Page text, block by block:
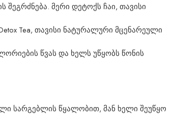
მერი დეტოქს ჩაი, თავისი
Tea, თავისი ნატურალური მცენარეული
წვას და ხელს უწყობს წონის
სარგებლის წყალობით, მან ხელი შეუწყო